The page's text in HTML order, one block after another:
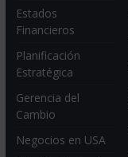
Estados
Financieros
Planificación
Estratégica
Gerencia del
Cambio
Negocios en USA